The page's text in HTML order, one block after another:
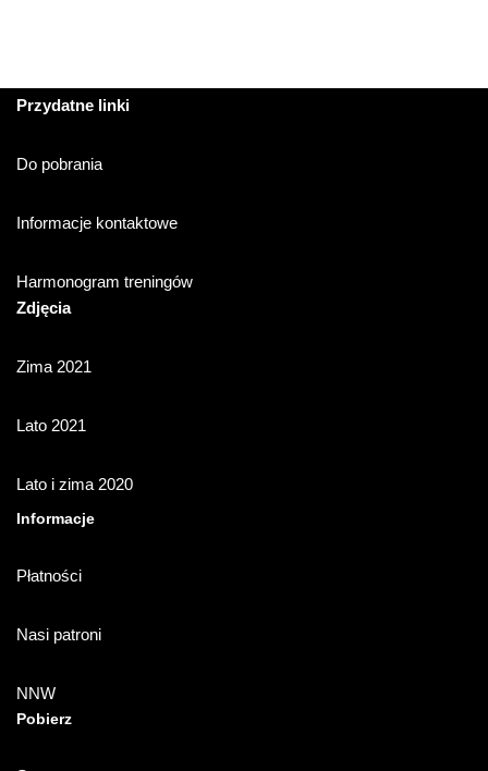
Przydatne linki
Do pobrania
Informacje kontaktowe
Harmonogram treningów
Zdjęcia
Zima 2021
Lato 2021
Lato i zima 2020
Informacje
Płatności
Nasi patroni
NNW
Pobierz